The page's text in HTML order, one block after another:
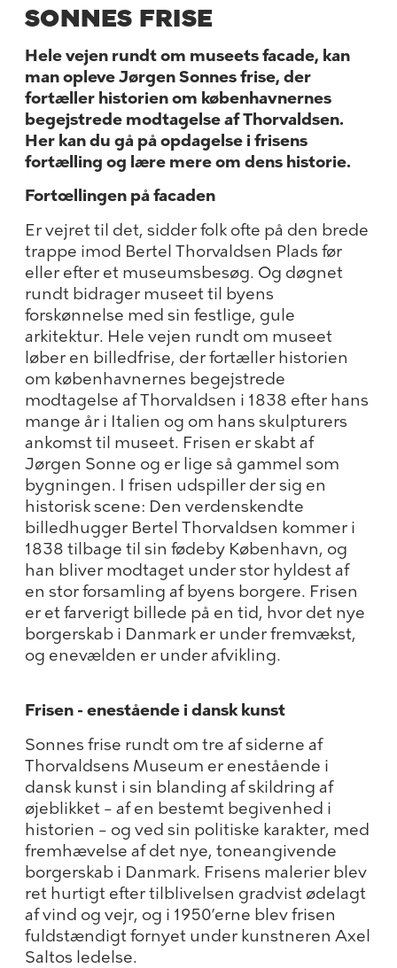
SONNES FRISE
Hele vejen rundt om museets facade, kan
man opleve Jørgen Sonnes frise, der
fortæller historien om københavnernes
begejstrede modtagelse af Thorvaldsen.
Her kan du gå på opdagelse i frisens
fortælling og lære mere om dens historie.
Fortœllingen på facaden
Er vejret til det, sidder folk ofte på den brede
trappe imod Bertel Thorvaldsen Plads før
eller efter et museumsbesøg. Og døgnet
rundt bidrager museet til byens
forskønnelse med sin festlige, gule
arkitektur. Hele vejen rundt om museet
løber en billedfrise, der fortæller historien
om københavnernes begejstrede
modtagelse af Thorvaldsen i 1838 efter hans
mange år i Italien og om hans skulpturers
ankomst til museet. Frisen er skabt af
Jørgen Sonne og er lige så gammel som
bygningen. I frisen udspiller der sig en
historisk scene: Den verdenskendte
billedhugger Bertel Thorvaldsen kommer i
1838 tilbage til sin fødeby København, og
han bliver modtaget under stor hyldest af
en stor forsamling af byens borgere. Frisen
er et farverigt billede på en tid, hvor det nye
borgerskab i Danmark er under fremvækst,
og enevælden er under afvikling.
Frisen - enestående i dansk kunst
Sonnes frise rundt om tre af siderne af
Thorvaldsens Museum er enestående i
dansk kunst i sin blanding af skildring af
øjeblikket – af en bestemt begivenhed i
historien – og ved sin politiske karakter, med
fremhævelse af det nye, toneangivende
borgerskab i Danmark. Frisens malerier blev
ret hurtigt efter tilblivelsen gradvist ødelagt
af vind og vejr, og i 1950’erne blev frisen
fuldstændigt fornyet under kunstneren Axel
Saltos ledelse.